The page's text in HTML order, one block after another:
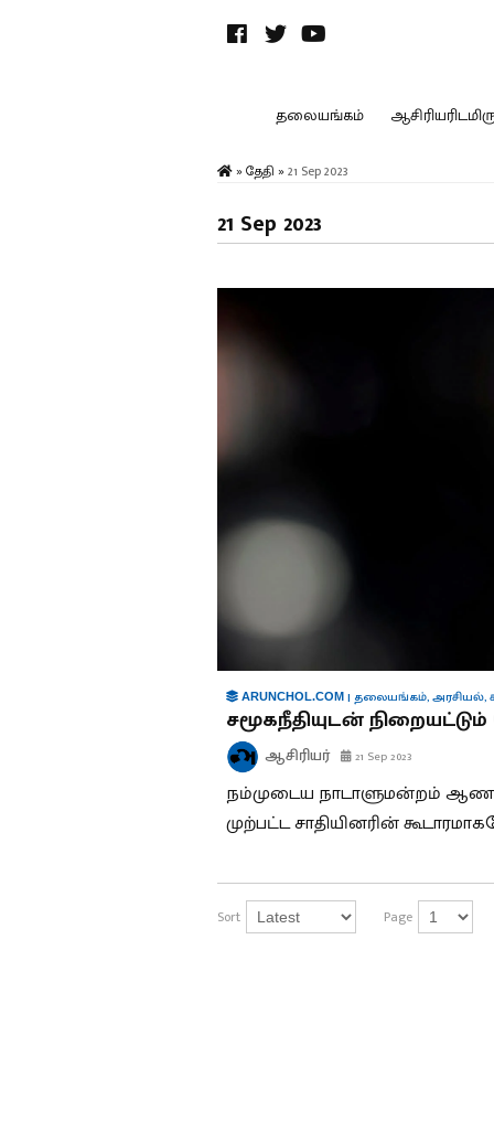
தலையங்கம்
» தேதி » 21 Sep 2023
21 Sep 2023
ARUNCHOL.COM | தலையங்கம்,அரசியல்,
சமூகநீதியுடன்
ஆசிரியர் 21 Sep 2023
நம்முடைய நாடாளுமன்றம்
முற்பட்ட சாதியினரின்
Sort Page